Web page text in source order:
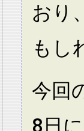
おり
もし
今回
8日